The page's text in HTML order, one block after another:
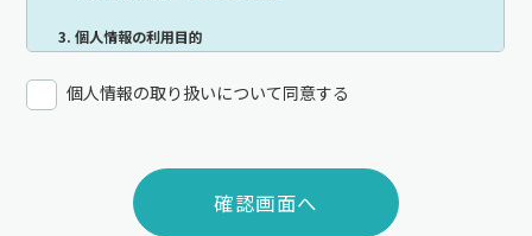
個人情報の利用目的
各種お問い合わせ対応のため
弊社サービスのご案内の為
合があります。
その際、弊社は、個人情報を適切に保護できる管理体制を敷き
実行していることを条件として委託先を厳選したうえで、機密
個人情報の取り扱いについて同意する